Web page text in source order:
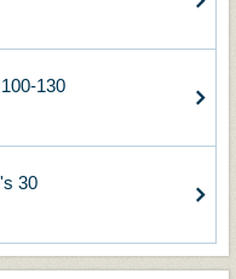
130
30